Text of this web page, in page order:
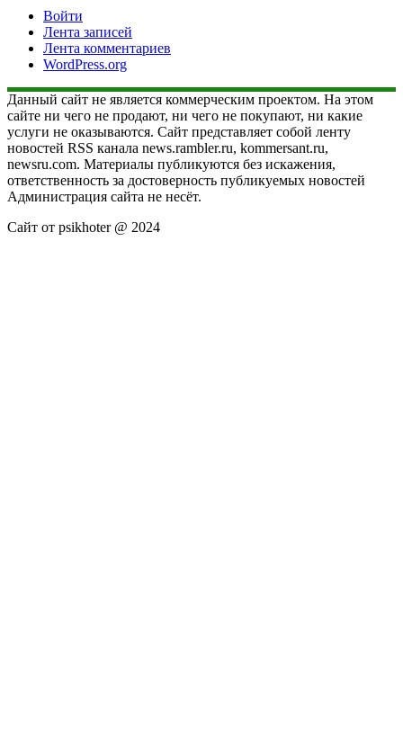
Войти
Лента записей
Лента комментариев
WordPress.org
Данный сайт не является коммерческим проектом. На этом
сайте ни чего не продают, ни чего не покупают, ни какие
услуги не оказываются. Сайт представляет собой ленту
новостей RSS канала news.rambler.ru, kommersant.ru,
newsru.com. Материалы публикуются без искажения,
ответственность за достоверность публикуемых новостей
Администрация сайта не несёт.
Сайт от psikhoter @ 2024